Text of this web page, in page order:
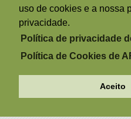
Copyright © 2026 por A Família
Política de privacidade
Back
uso de cookies e a nossa
privacidade.
Política de privacidade
Política de Cookies de
Aceito